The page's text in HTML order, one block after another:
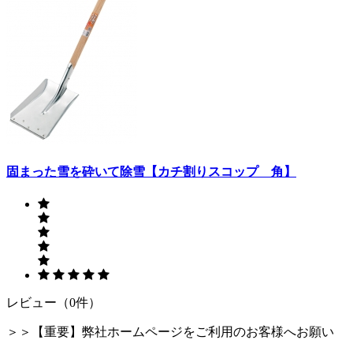
固まった雪を砕いて除雪【カチ割りスコップ 角】
レビュー（0件）
＞＞【重要】弊社ホームページをご利用のお客様へお願い